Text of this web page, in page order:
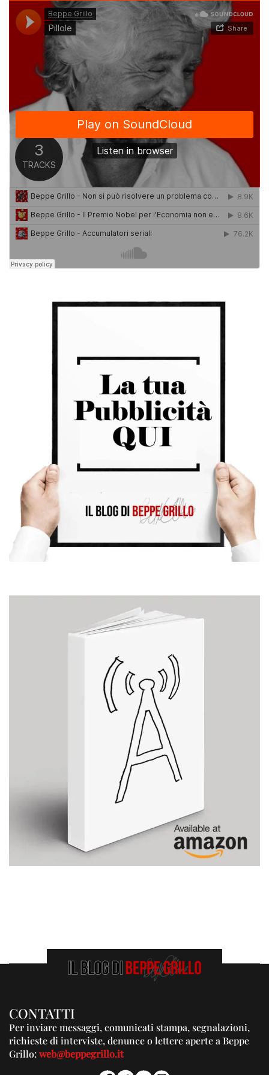
CONTATTI
Per inviare messaggi, comunicati stampa, segnalazioni,
richieste di interviste, denunce o lettere aperte a Beppe
Grillo:web@beppegrillo.it